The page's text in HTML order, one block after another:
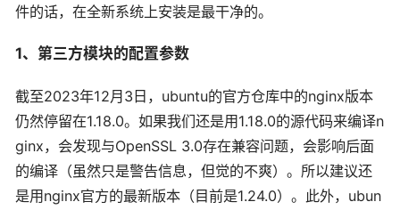
件的话，在全新系统上安装是最干净的。
1、第三方模块的配置参数
截至2023年12月3日，ubuntu的官方仓库中的nginx版本
仍然停留在1.18.0。如果我们还是用1.18.0的源代码来编译n
ginx，会发现与OpenSSL 3.0存在兼容问题，会影响后面
的编译（虽然只是警告信息，但觉的不爽）。所以建议还
是用nginx官方的最新版本（目前是1.24.0）。此外，ubun